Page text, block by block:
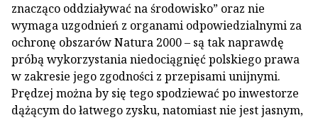
znacząco oddziaływać na środowisko” oraz nie
wymaga uzgodnień z organami odpowiedzialnymi za
ochronę obszarów Natura 2000 – są tak naprawdę
próbą wykorzystania niedociągnięć polskiego prawa
w zakresie jego zgodności z przepisami unijnymi.
Prędzej można by się tego spodziewać po inwestorze
dążącym do łatwego zysku, natomiast nie jest jasnym,